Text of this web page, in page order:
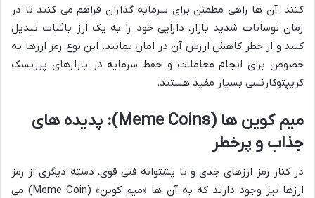
کنند. آن ها راهی مطمئن برای سرمایه گذاران فراهم می کنند تا در
زمان نوسانات شدید بازار، دارایی خود را به یک ارز باثبات تبدیل
کنند و از خطر کاهش ارزش آن در امان بمانند. این نوع رمز ارزها به
خصوص برای انجام معاملات و حفظ سرمایه در بازارهای پرریسک
کریپتوکارنسی بسیار مفید هستند.
میم کوین ها (Meme Coins): پدیده های
جذاب و پرخطر
در کنار رمز ارزهای جدی و با پشتوانه فنی قوی، دسته دیگری از رمز
ارزها نیز وجود دارند که به آن ها «میم کوین» (Meme Coin) می